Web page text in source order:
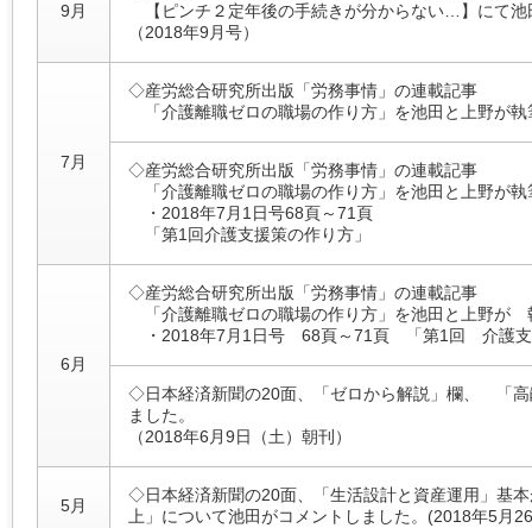
9月
【ピンチ２定年後の手続きが分からない…】にて池
（2018年9月号）
7月
◇産労総合研究所出版「労務事情」の連載記事
「介護離職ゼロの職場の作り方」を池田と上野が
◇産労総合研究所出版「労務事情」の連載記事
「介護離職ゼロの職場の作り方」を池田と上野が
・2018年7月1日号68頁～71頁
「第1回介護支援策の作り方」
6月
◇産労総合研究所出版「労務事情」の連載記事
「介護離職ゼロの職場の作り方」を池田と上野が
・2018年7月1日号 68頁～71頁 「第1回 介護支
◇日本経済新聞の20面、「ゼロから解説」欄、 「高
ました。
（2018年6月9日（土）朝刊）
5月
◇日本経済新聞の20面、「生活設計と資産運用」基
上」について池田がコメントしました。(2018年5月